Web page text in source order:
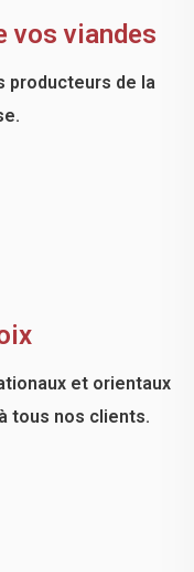
vos viandes
producteurs de la
et orientaux
tous nos clients.